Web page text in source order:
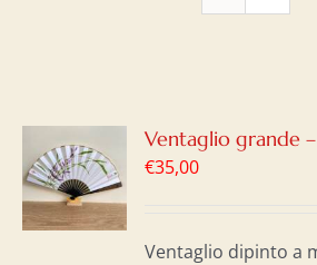
Ventaglio grande
€35,00
Ventaglio dipinto a